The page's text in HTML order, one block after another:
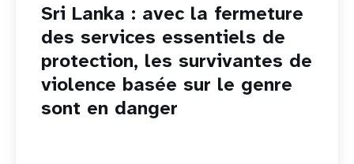
Sri Lanka : avec la fermeture
des services essentiels de
protection, les survivantes de
violence basée sur le genre
sont en danger